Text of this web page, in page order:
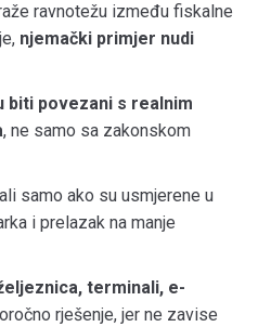
ravnotežu između fiskalne
njemački primjer nudi
biti povezani s realnim
, ne samo sa zakonskom
samo ako su usmjerene u
i prelazak na manje
terminali, e-
rješenje, jer ne zavise